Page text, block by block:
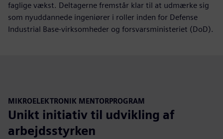
faglige vækst. Deltagerne fremstår klar til at udmærke sig
som nyuddannede ingeniører i roller inden for Defense
Industrial Base-virksomheder og forsvarsministeriet (DoD).
MIKROELEKTRONIK MENTORPROGRAM
Unikt initiativ til udvikling af
arbejdsstyrken